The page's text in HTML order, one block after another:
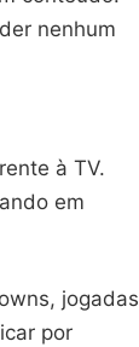
nenhum
à TV.
em
jogadas
por